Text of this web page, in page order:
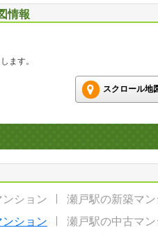
情報
ます。
スクロール地
ション
瀬戸駅の新築マン
ション
瀬戸駅の中古マン